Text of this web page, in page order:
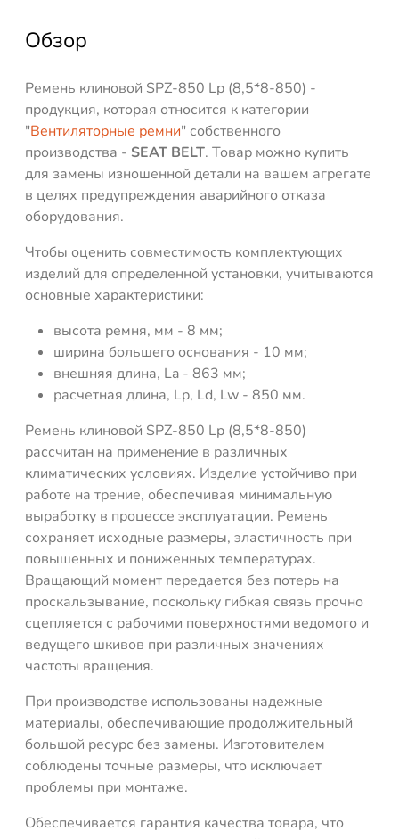
Обзор
Ремень клиновой SPZ-850 Lp (8,5*8-850) -
продукция, которая относится к категории
"Вентиляторные ремни" собственного
производства - SEAT BELT. Товар можно купить
для замены изношенной детали на вашем агрегате
в целях предупреждения аварийного отказа
оборудования.
Чтобы оценить совместимость комплектующих
изделий для определенной установки, учитываются
основные характеристики:
высота ремня, мм - 8 мм;
ширина большего основания - 10 мм;
внешняя длина, La - 863 мм;
расчетная длина, Lp, Ld, Lw - 850 мм.
Ремень клиновой SPZ-850 Lp (8,5*8-850)
рассчитан на применение в различных
климатических условиях. Изделие устойчиво при
работе на трение, обеспечивая минимальную
выработку в процессе эксплуатации. Ремень
сохраняет исходные размеры, эластичность при
повышенных и пониженных температурах.
Вращающий момент передается без потерь на
проскальзывание, поскольку гибкая связь прочно
сцепляется с рабочими поверхностями ведомого и
ведущего шкивов при различных значениях
частоты вращения.
При производстве использованы надежные
материалы, обеспечивающие продолжительный
большой ресурс без замены. Изготовителем
соблюдены точные размеры, что исключает
проблемы при монтаже.
Обеспечивается гарантия качества товара, что